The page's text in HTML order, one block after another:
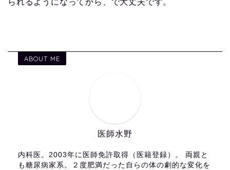
られるようになってから、で大丈夫です。
ABOUT ME
医師水野
内科医。2003年に医師免許取得（医籍登録）。 両親と
も糖尿病家系。２度肥満だった自らの体の劇的な変化を